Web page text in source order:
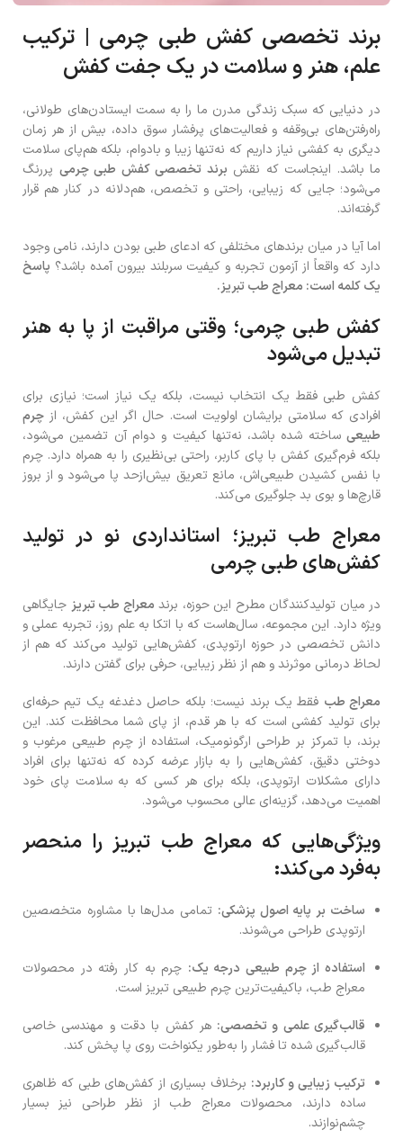
برند تخصصی کفش طبی چرمی | ترکیب
علم، هنر و سلامت در یک جفت کفش
در دنیایی که سبک زندگی مدرن ما را به سمت ایستادن‌های طولانی،
راه‌رفتن‌های بی‌وقفه و فعالیت‌های پرفشار سوق داده، بیش از هر زمان
دیگری به کفشی نیاز داریم که نه‌تنها زیبا و بادوام، بلکه هم‌پای سلامت
ما باشد. اینجاست که نقش برند تخصصی کفش طبی چرمی پررنگ
می‌شود؛ جایی که زیبایی، راحتی و تخصص، هم‌دلانه در کنار هم قرار
گرفته‌اند.
اما آیا در میان برندهای مختلفی که ادعای طبی بودن دارند، نامی وجود
دارد که واقعاً از آزمون تجربه و کیفیت سربلند بیرون آمده باشد؟ پاسخ
یک کلمه است: معراج طب تبریز.
کفش طبی چرمی؛ وقتی مراقبت از پا به هنر
تبدیل می‌شود
کفش طبی فقط یک انتخاب نیست، بلکه یک نیاز است؛ نیازی برای
افرادی که سلامتی برایشان اولویت است. حال اگر این کفش، از چرم
طبیعی ساخته شده باشد، نه‌تنها کیفیت و دوام آن تضمین می‌شود،
بلکه فرم‌گیری کفش با پای کاربر، راحتی بی‌نظیری را به همراه دارد. چرم
با نفس کشیدن طبیعی‌اش، مانع تعریق بیش‌ازحد پا می‌شود و از بروز
قارچ‌ها و بوی بد جلوگیری می‌کند.
معراج طب تبریز؛ استانداردی نو در تولید
کفش‌های طبی چرمی
در میان تولیدکنندگان مطرح این حوزه، برند معراج طب تبریز جایگاهی
ویژه دارد. این مجموعه، سال‌هاست که با اتکا به علم روز، تجربه عملی و
دانش تخصصی در حوزه ارتوپدی، کفش‌هایی تولید می‌کند که هم از
لحاظ درمانی موثرند و هم از نظر زیبایی، حرفی برای گفتن دارند.
معراج طب فقط یک برند نیست؛ بلکه حاصل دغدغه یک تیم حرفه‌ای
برای تولید کفشی است که با هر قدم، از پای شما محافظت کند. این
برند، با تمرکز بر طراحی ارگونومیک، استفاده از چرم طبیعی مرغوب و
دوختی دقیق، کفش‌هایی را به بازار عرضه کرده که نه‌تنها برای افراد
دارای مشکلات ارتوپدی، بلکه برای هر کسی که به سلامت پای خود
اهمیت می‌دهد، گزینه‌ای عالی محسوب می‌شود.
ویژگی‌هایی که معراج طب تبریز را منحصر
به‌فرد می‌کند:
ساخت بر پایه اصول پزشکی: تمامی مدل‌ها با مشاوره متخصصین
ارتوپدی طراحی می‌شوند.
استفاده از چرم طبیعی درجه یک: چرم به کار رفته در محصولات
معراج طب، باکیفیت‌ترین چرم طبیعی تبریز است.
قالب‌گیری علمی و تخصصی: هر کفش با دقت و مهندسی خاصی
قالب‌گیری شده تا فشار را به‌طور یکنواخت روی پا پخش کند.
ترکیب زیبایی و کاربرد: برخلاف بسیاری از کفش‌های طبی که ظاهری
ساده دارند، محصولات معراج طب از نظر طراحی نیز بسیار
چشم‌نوازند.